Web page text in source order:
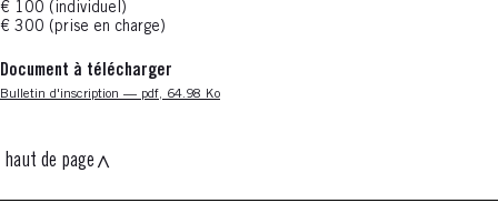
€ 100 (individuel)
€ 300 (prise en charge)
Document à télécharger
Nouvelle fenêtre
Bulletin d'inscription — pdf, 64.98 Ko
haut de page